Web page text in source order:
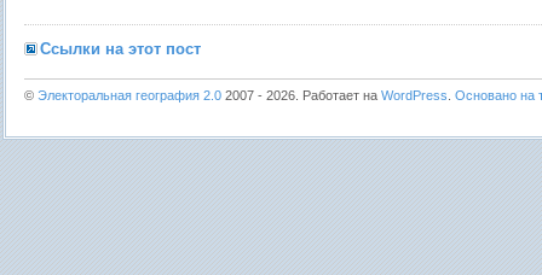
Ссылки на этот пост
© Электоральная география 2.0 2007 - 2026. Работает на WordPress Основано на